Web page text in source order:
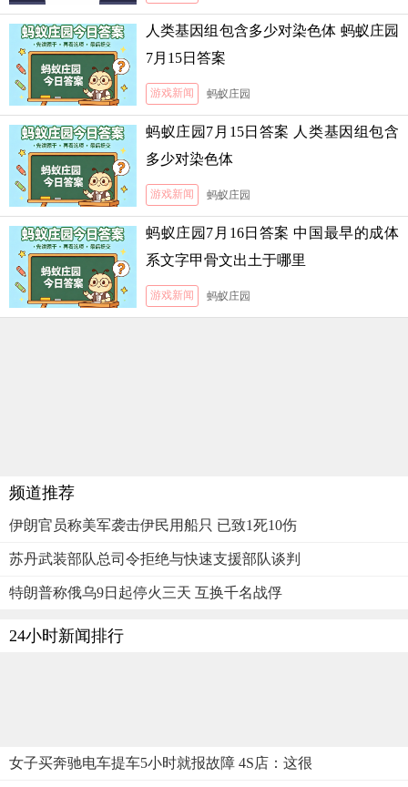
人类基因组包含多少对染色体 蚂蚁庄园
7月15日答案
游戏新闻 蚂蚁庄园
蚂蚁庄园7月15日答案 人类基因组包含
多少对染色体
游戏新闻 蚂蚁庄园
蚂蚁庄园7月16日答案 中国最早的成体
系文字甲骨文出土于哪里
游戏新闻 蚂蚁庄园
频道推荐
伊朗官员称美军袭击伊民用船只 已致1死10伤
苏丹武装部队总司令拒绝与快速支援部队谈判
特朗普称俄乌9日起停火三天 互换千名战俘
24小时新闻排行
女子买奔驰电车提车5小时就报故障 4S店：这很